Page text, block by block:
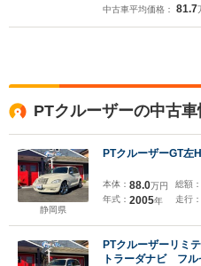
中古車平均価格： 81.7
PTクルーザーの中古車
静岡県
PTクルーザーGT
本体： 88.0万円
年式： 2005年
総額：
走行：
PTクルーザーリミ
トラーダナビ フ